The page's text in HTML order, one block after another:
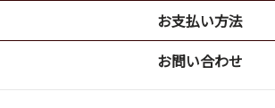
お支払い方法
お問い合わせ